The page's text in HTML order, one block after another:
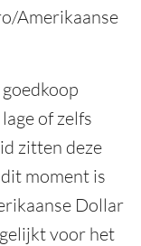
Amerikaanse
of zelfs
zitten deze
moment is
Dollar
voor het